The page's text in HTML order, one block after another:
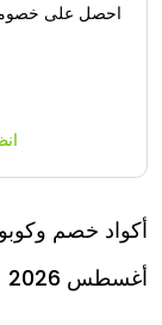
احصل على
أكواد خصم
أغسطس 2026